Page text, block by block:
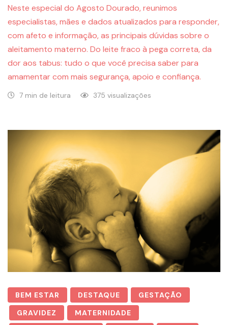
Neste especial do Agosto Dourado, reunimos
especialistas, mães e dados atualizados para responder,
com afeto e informação, as principais dúvidas sobre o
aleitamento materno. Do leite fraco à pega correta, da
dor aos tabus: tudo o que você precisa saber para
amamentar com mais segurança, apoio e confiança.
7 min de leitura 375 visualizações
BEM ESTAR DESTAQUE
GESTAÇÃO
GRAVIDEZ
MATERNIDADE